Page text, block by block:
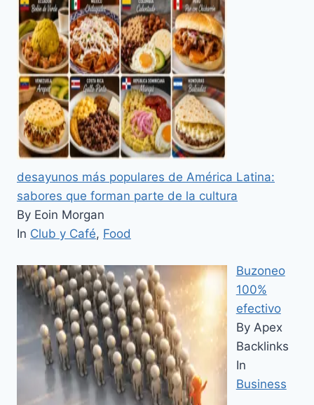
desayunos más populares de América Latina:
sabores que forman parte de la cultura
By Eoin Morgan
In Club y Café, Food
Buzoneo
100%
efectivo
By Apex
Backlinks
In
Business